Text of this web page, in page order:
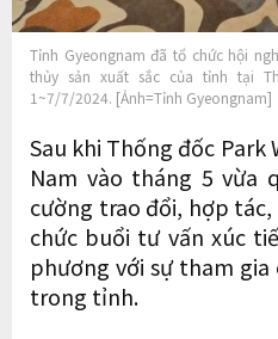
Tỉnh Gyeongnam đã tổ chức hội
thủy sản xuất sắc của tỉnh tại
1~7/7/2024. [Ảnh=Tỉnh Gyeongnam]
Sau khi Thống đốc Park
Nam vào tháng 5 vừa
cường trao đổi, hợp
chức buổi tư vấn xúc
phương với sự tham
trong tỉnh.